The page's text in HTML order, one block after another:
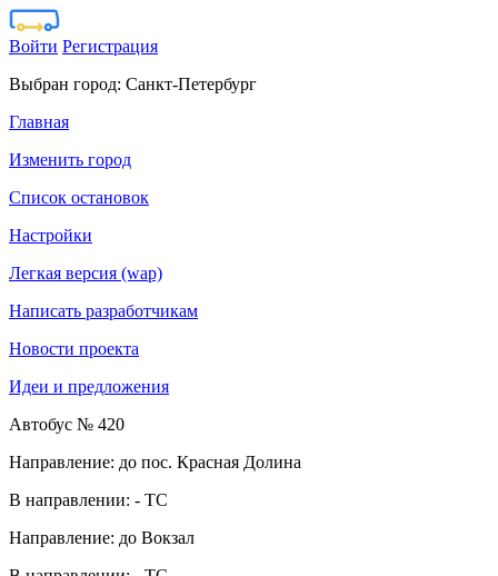
Войти Регистрация
Выбран город: Санкт-Петербург
Главная
Изменить город
Список остановок
Настройки
Легкая версия (wap)
Написать разработчикам
Новости проекта
Идеи и предложения
Автобус № 420
Направление: до пос. Красная Долина
В направлении: - ТС
Направление: до Вокзал